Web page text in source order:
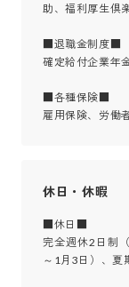
助、福利厚生倶
■退職金制度■
確定給付企業年
■各種保険■
雇用保険、労働
休日・休暇
■休日■
完全週休2日制
～1月3日）、夏